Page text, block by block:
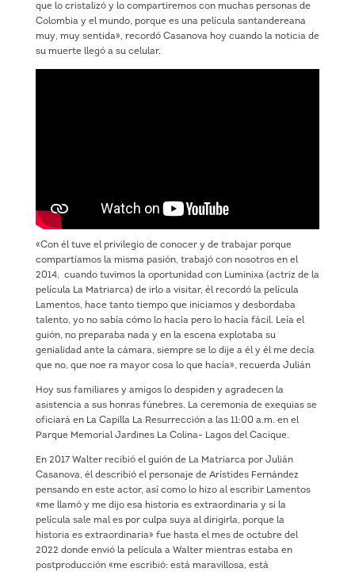
que lo cristalizó y lo compartiremos con muchas personas de
Colombia y el mundo, porque es una película santandereana
muy, muy sentida», recordó Casanova hoy cuando la noticia de
su muerte llegó a su celular.
«Con él tuve el privilegio de conocer y de trabajar porque
compartíamos la misma pasión, trabajó con nosotros en el
2014, cuando tuvimos la oportunidad con Luminixa (actriz de la
película La Matriarca) de irlo a visitar, él recordó la película
Lamentos, hace tanto tiempo que iniciamos y desbordaba
talento, yo no sabía cómo lo hacía pero lo hacía fácil. Leía el
guión, no preparaba nada y en la escena explotaba su
genialidad ante la cámara, siempre se lo dije a él y él me decía
que no, que noe ra mayor cosa lo que hacía», recuerda Julián
Hoy sus familiares y amigos lo despiden y agradecen la
asistencia a sus honras fúnebres. La ceremonia de exequias se
oficiará en La Capilla La Resurrección a las 11:00 a.m. en el
Parque Memorial Jardines La Colina- Lagos del Cacique.
En 2017 Walter recibió el guión de La Matriarca por Julián
Casanova, él describió el personaje de Arístides Fernández
pensando en este actor, así como lo hizo al escribir Lamentos
«me llamó y me dijo esa historia es extraordinaria y si la
película sale mal es por culpa suya al dirigirla, porque la
historia es extraordinaria» fue hasta el mes de octubre del
2022 donde envió la película a Walter mientras estaba en
postproducción «me escribió: está maravillosa, está